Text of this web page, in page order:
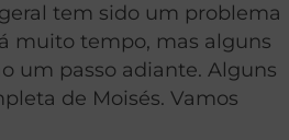
tem sido um problema
muito tempo, mas alguns
um passo adiante. Alguns
de Moisés. Vamos